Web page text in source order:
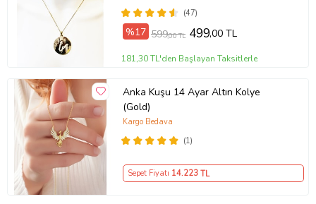
(47)
%17 599,00 TL 499,00 TL
181,30 TL'den Başlayan Taksitlerle
Anka Kuşu 14 Ayar Altın Kolye
(Gold)
(1)
Kargo Bedava
Sepet Fiyatı 14.223TL